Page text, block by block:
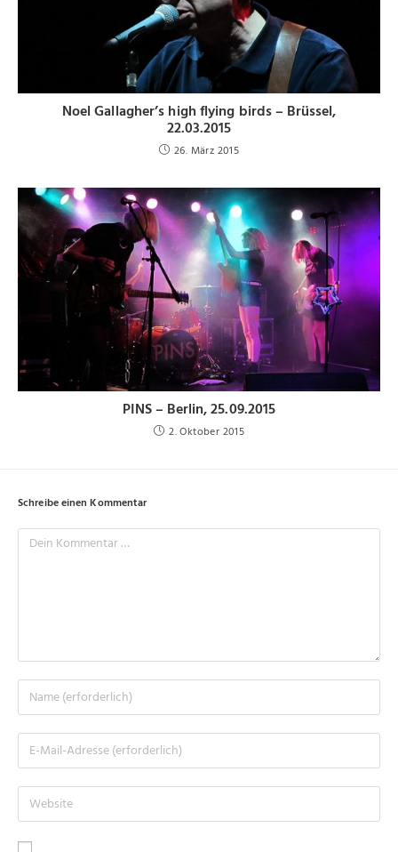
Noel Gallagher’s high flying birds – Brüssel,
22.03.2015
26. März 2015
PINS – Berlin, 25.09.2015
2. Oktober 2015
Schreibe einen Kommentar